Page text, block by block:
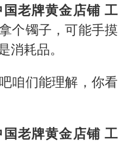
老牌黄金店铺 工
个镯子，可能手摸
消耗品。
咱们能理解，你看
老牌黄金店铺 工